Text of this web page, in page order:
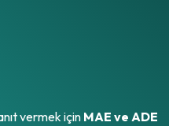
vermek için MAE ve ADE